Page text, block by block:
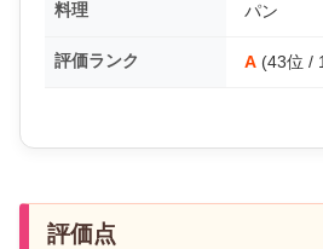
料理 パン
評価ランク A(43位 /
評価点